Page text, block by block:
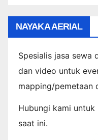
NAYAKA AERIAL
Spesialis jasa sewa
dan video untuk
mapping/pemetaan
Hubungi kami
saat ini.